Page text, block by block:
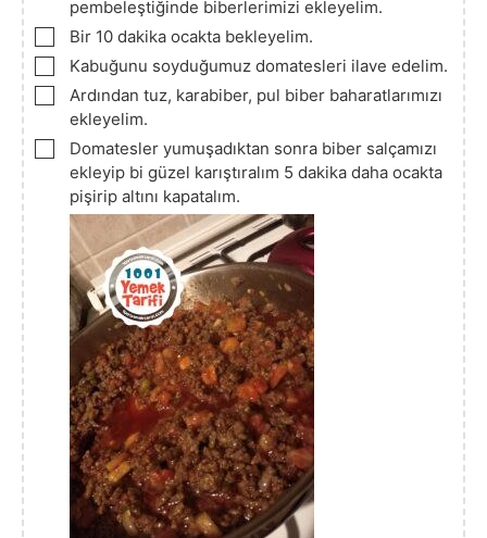
pembeleştiğinde biberlerimizi ekleyelim.
▢
Bir 10 dakika ocakta bekleyelim.
▢
Kabuğunu soyduğumuz domatesleri ilave edelim.
▢
Ardından tuz, karabiber, pul biber baharatlarımızı
ekleyelim.
▢
Domatesler yumuşadıktan sonra biber salçamızı
ekleyip bi güzel karıştıralım 5 dakika daha ocakta
pişirip altını kapatalım.